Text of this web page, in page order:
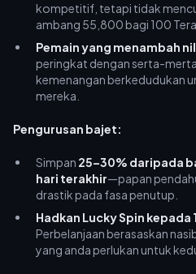
kompetitif, tetapi tidak
ambang 55,800 bagi 100
Pemain yang menambah
peringkat dengan serta-
kemenangan berkedudukan
mereka.
Pengurusan bajet:
Simpan 25–30% daripada
hari terakhir—papan
drastik pada fasa penutup.
Hadkan Lucky Spin kepada
Perbelanjaan berasaskan
yang anda perlukan untuk